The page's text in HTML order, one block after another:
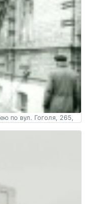
по вул. Гоголя, 265,